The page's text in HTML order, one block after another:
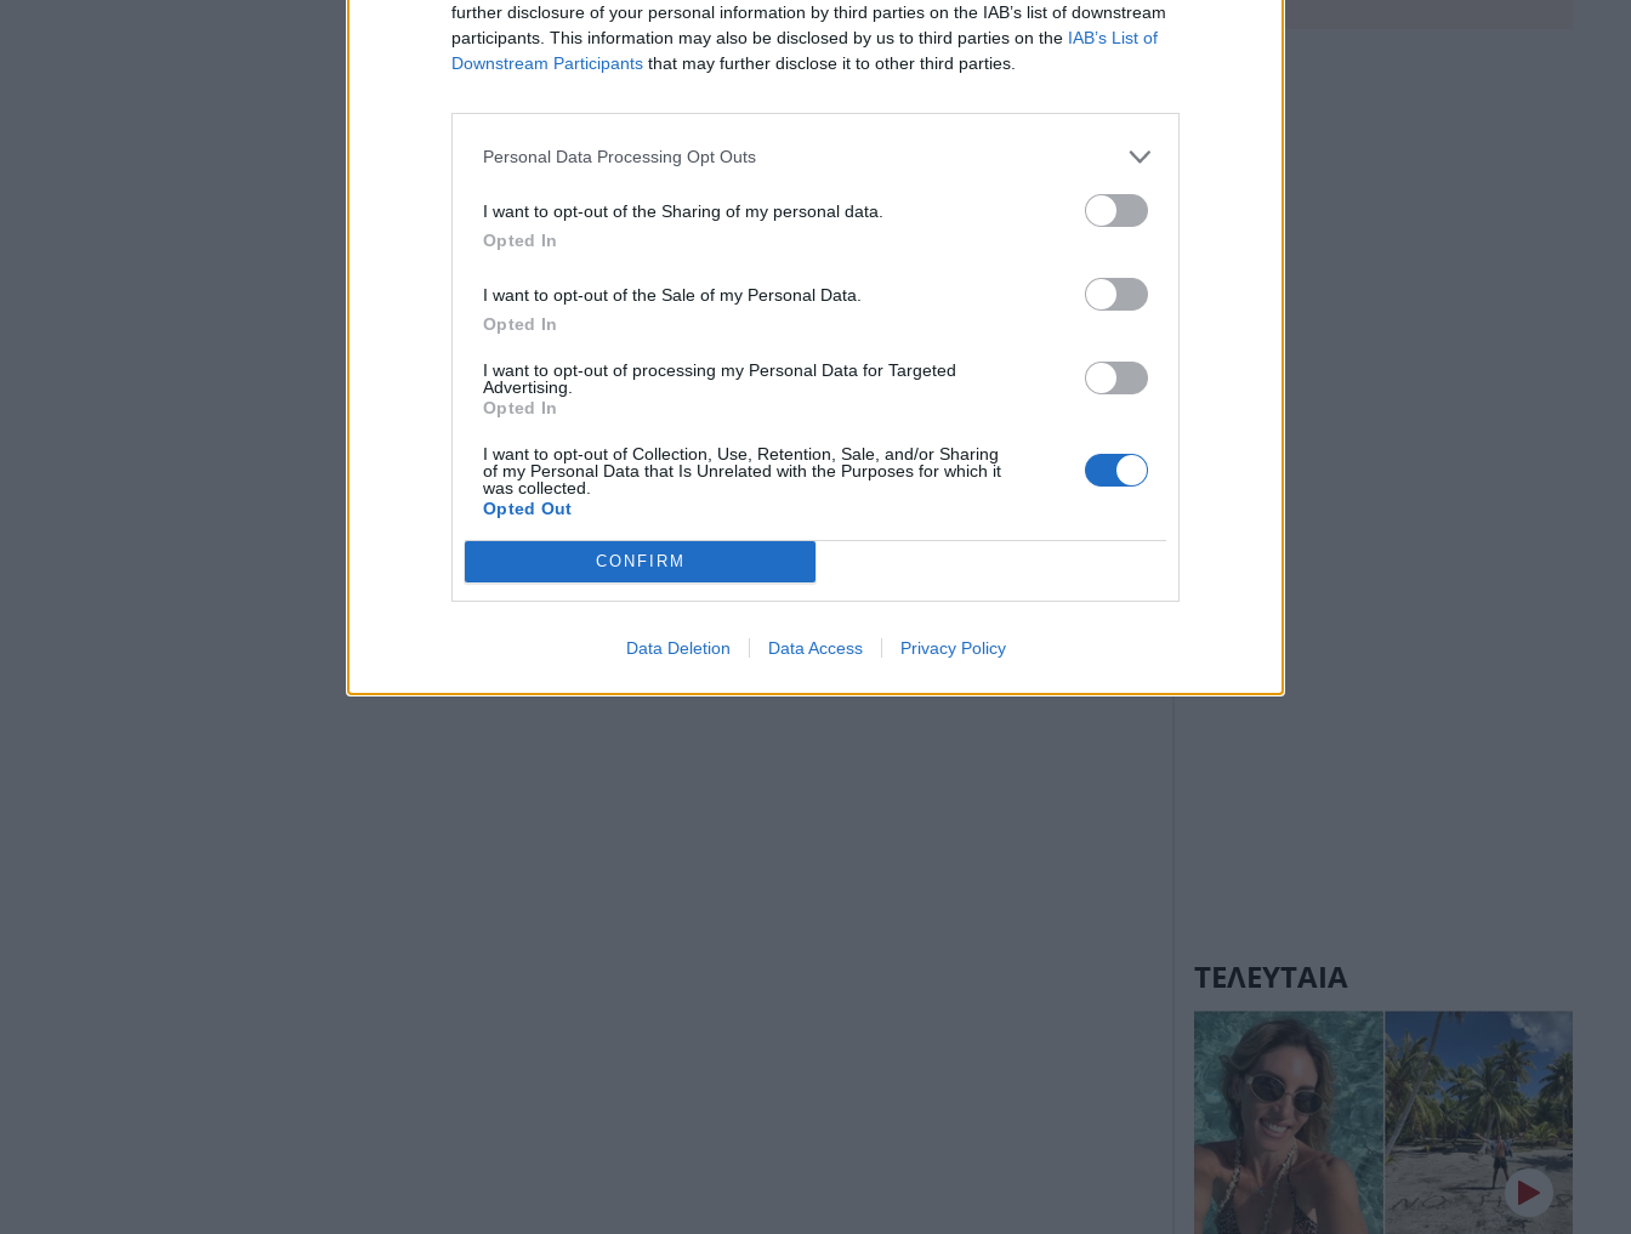
further disclosure of your personal information by third parties on the IAB’s list of downstream
participants. This information may also be disclosed by us to third parties on the IAB’s List of
Downstream Participants that may further disclose it to other third parties.
Personal Data Processing Opt Outs
I want to opt-out of the Sharing of my personal data.
Opted In
I want to opt-out of the Sale of my Personal Data.
Opted In
I want to opt-out of processing my Personal Data for Targeted
Advertising.
Opted In
I want to opt-out of Collection, Use, Retention, Sale, and/or Sharing
of my Personal Data that Is Unrelated with the Purposes for which it
was collected.
Opted Out
CONFIRM
Data Deletion Data Access Privacy Policy
ΤΕΛΕΥΤΑΙΑ